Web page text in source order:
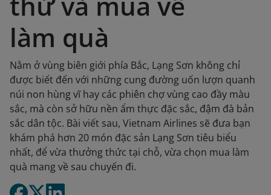
làm quà
Nằm ở vùng biên giới phía Bắc, Lạng Sơn không chỉ
được biết đến với những cung đường uốn lượn quanh
núi non hùng vĩ hay các phiên chợ vùng cao đầy màu
sắc, mà còn sở hữu nền ẩm thực đặc sắc, đậm đà bản
sắc dân tộc. Bài viết sau, Vietnam Airlines sẽ đưa bạn
khám phá hơn 20 món đặc sản Lạng Sơn tiêu biểu
nhất, để vừa thưởng thức tại chỗ, vừa chọn mua làm
quà mang về sau chuyến đi.